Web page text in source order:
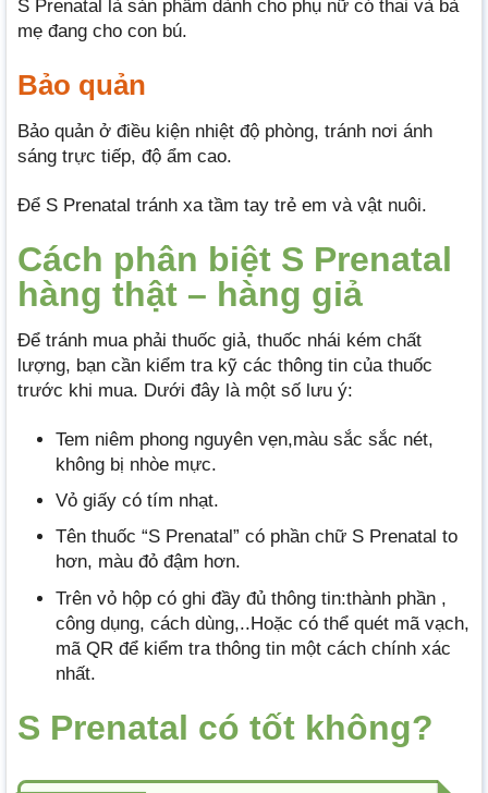
S Prenatal là sản phẩm dành cho phụ nữ có thai và bà
mẹ đang cho con bú.
Bảo quản
Bảo quản ở điều kiện nhiệt độ phòng, tránh nơi ánh
sáng trực tiếp, độ ẩm cao.
Để S Prenatal tránh xa tầm tay trẻ em và vật nuôi.
Cách phân biệt S Prenatal
hàng thật – hàng giả
Để tránh mua phải thuốc giả, thuốc nhái kém chất
lượng, bạn cần kiểm tra kỹ các thông tin của thuốc
trước khi mua. Dưới đây là một số lưu ý:
Tem niêm phong nguyên vẹn,màu sắc sắc nét,
không bị nhòe mực.
Vỏ giấy có tím nhạt.
Tên thuốc “S Prenatal” có phần chữ S Prenatal to
hơn, màu đỏ đậm hơn.
Trên vỏ hộp có ghi đầy đủ thông tin:thành phần ,
công dụng, cách dùng,..Hoặc có thể quét mã vạch,
mã QR để kiểm tra thông tin một cách chính xác
nhất.
S Prenatal có tốt không?